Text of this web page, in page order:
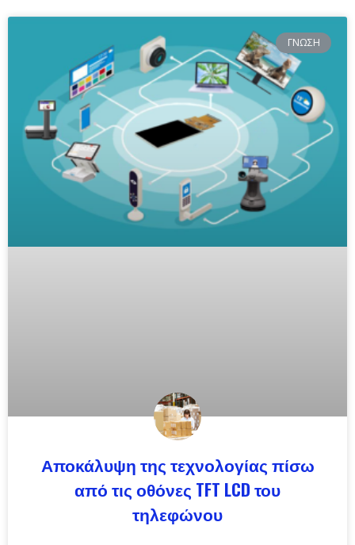
ΓΝΏΣΗ
Αποκάλυψη της τεχνολογίας πίσω
από τις οθόνες TFT LCD του
τηλεφώνου